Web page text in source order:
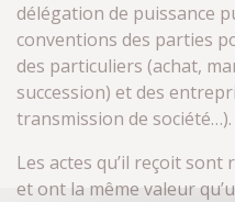
délégation de puissance
conventions des parties
des particuliers (achat,
succession) et des
transmission de société…).
Les actes qu’il reçoit
et ont la même valeur